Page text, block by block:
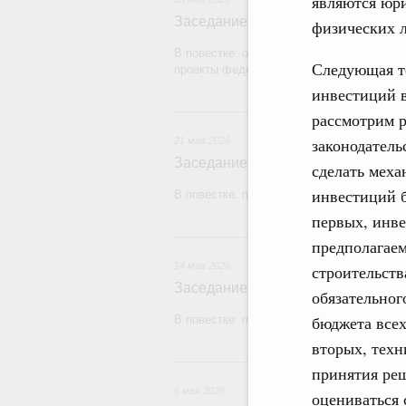
физических
Следующая
инвестиций
рассмотрим
сделать
инвестиций
первых,
бюджета
вторых,
принятия
Заседание Правительства (2026
проекты федеральных законов.
Заседание Правительства (2026
В повестке: проекты федеральных
Заседание Правительства (2026
В повестке: проекты федеральных